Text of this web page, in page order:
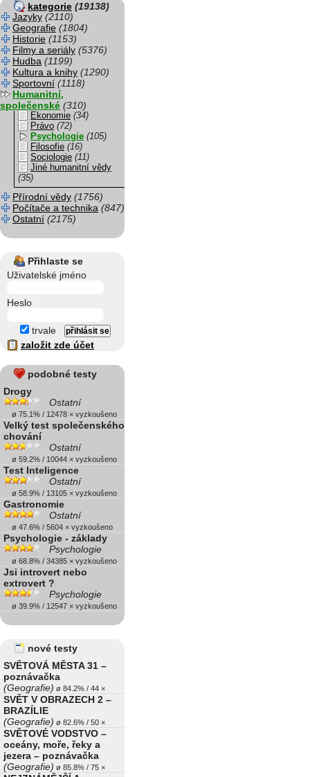
kategorie (19138)
Jazyky (2110)
Geografie (1804)
Historie (1153)
Filmy a seriály (5376)
Hudba (1199)
Kultura a knihy (1290)
Sportovní (1118)
Humanitní,
společenské (310)
Ekonomie (34)
Právo (72)
Psychologie (105)
Filosofie (16)
Sociologie (11)
Jiné humanitní vědy
(35)
Přírodní vědy (1756)
Počítače a technika (847)
Ostatní (2175)
Přihlaste se
Uživatelské jméno
Heslo
trvale
založit zde účet
podobné testy
Drogy
Ostatní
ø 75.1% / 12478 × vyzkoušeno
Velký test společenského
chování
Ostatní
ø 59.2% / 10044 × vyzkoušeno
Test Inteligence
Ostatní
ø 58.9% / 13105 × vyzkoušeno
Gastronomie
Ostatní
ø 47.6% / 5604 × vyzkoušeno
Psychologie - základy
Psychologie
ø 68.8% / 34385 × vyzkoušeno
Jsi introvert nebo
extrovert ?
Psychologie
ø 39.9% / 12547 × vyzkoušeno
nové testy
SVĚTOVÁ MĚSTA 31 –
poznávačka
(Geografie) ø 84.2% / 44 ×
SVĚT V OBRAZECH 2 –
BRAZÍLIE
(Geografie) ø 82.6% / 50 ×
SVĚTOVÉ VODSTVO –
oceány, moře, řeky a
jezera – poznávačka
(Geografie) ø 85.8% / 75 ×